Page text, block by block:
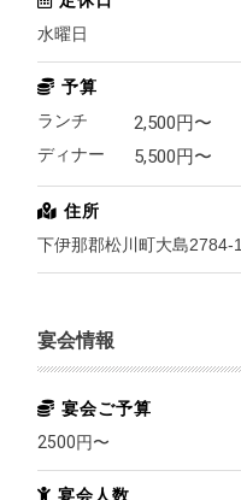
水曜日
予算
ランチ
2,500円〜
ディナー 5,500円〜
住所
下伊那郡松川町大島2784-1
宴会情報
宴会ご予算
2500円〜
宴会人数